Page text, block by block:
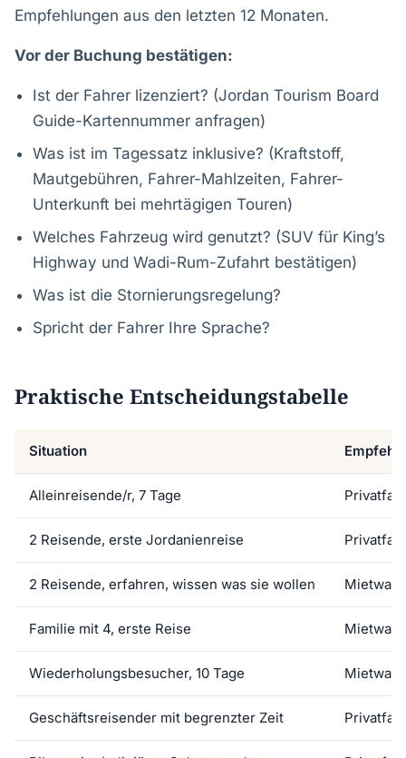
Empfehlungen aus den letzten 12 Monaten.
Vor der Buchung bestätigen:
Ist der Fahrer lizenziert? (Jordan Tourism Board
Guide-Kartennummer anfragen)
Was ist im Tagessatz inklusive? (Kraftstoff,
Mautgebühren, Fahrer-Mahlzeiten, Fahrer-
Unterkunft bei mehrtägigen Touren)
Welches Fahrzeug wird genutzt? (SUV für King’s
Highway und Wadi-Rum-Zufahrt bestätigen)
Was ist die Stornierungsregelung?
Spricht der Fahrer Ihre Sprache?
Praktische Entscheidungstabelle
Situation
Alleinreisende/r, 7 Tage
2 Reisende, erste Jordanienreise
2 Reisende, erfahren, wissen was sie wollen
Familie mit 4, erste Reise
Wiederholungsbesucher, 10 Tage
Geschäftsreisender mit begrenzter Zeit